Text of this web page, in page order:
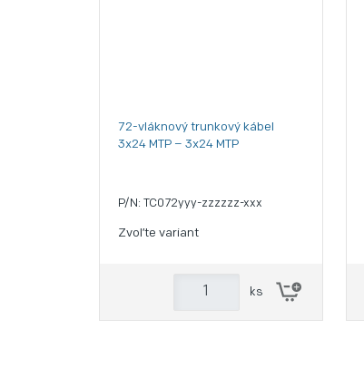
72-vláknový trunkový kábel
3x24 MTP – 3x24 MTP
P/N: TC072yyy-zzzzzz-xxx
Zvoľte variant
ks